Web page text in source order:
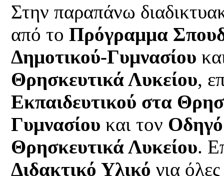
Στην παραπάνω
από τοΠρόγραμμα
Δημοτικού-Γυμνασίου
Θρησκευτικά Λυκείου,
Εκπαιδευτικού στα
Γυμνασίουκαι τον
Θρησκευτικά Λυκείου.
Διδακτικό Υλικόγια